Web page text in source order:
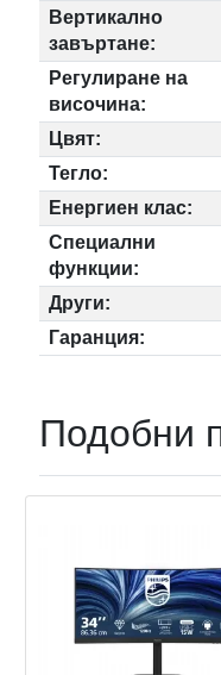
Вертикално
завъртане:
Регулиране на
височина:
Цвят:
Тегло:
Енергиен клас:
Специални
функции:
Други:
Гаранция:
Подобни